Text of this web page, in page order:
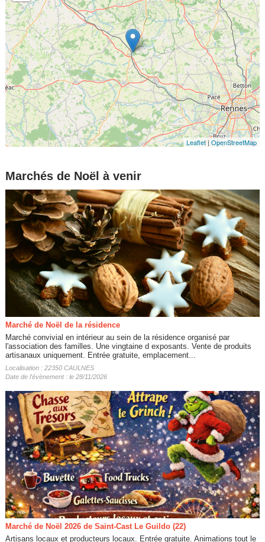
Leaflet|OpenStreetMap
Marchés de Noël à venir
Marché de Noël de la résidence
Marché convivial en intérieur au sein de la résidence organisé par
l'association des familles. Une vingtaine d exposants. Vente de produits
artisanaux uniquement. Entrée gratuite, emplacement...
Localisation : 22350 CAULNES
Date de l'évènement : le 28/11/2026
Marché de Noël 2026 de Saint-Cast Le Guildo (22)
Artisans locaux et producteurs locaux. Entrée gratuite. Animations tout le